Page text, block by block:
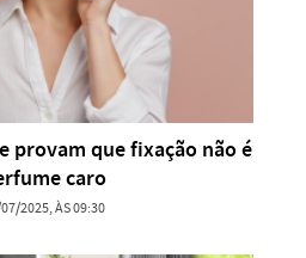
provam que fixação não é
caro
2025, ÀS 09:30